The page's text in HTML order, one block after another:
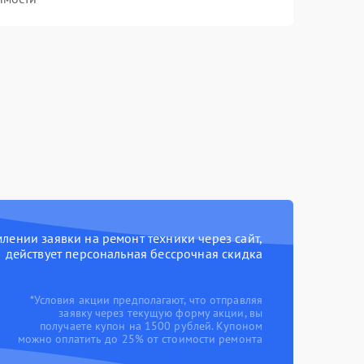
заявки на ремонт техники через сайт,
действует персональная бессрочная скидка
*Условия акции предполагают, что отправляя
заявку через текущую форму акции, вы
получаете купон на 1500 рублей. Купоном
можно оплатить до 25% от стоимости ремонта